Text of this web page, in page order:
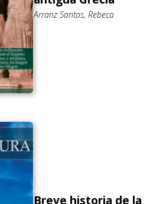
Arranz Santos, Rebeca
Breve historia de la